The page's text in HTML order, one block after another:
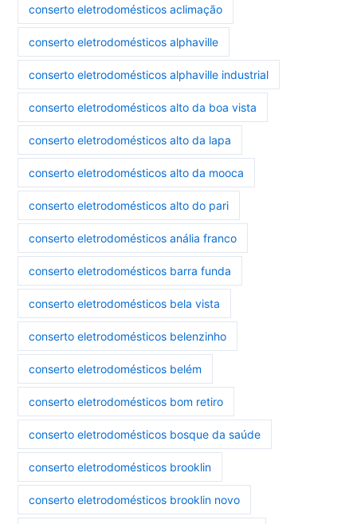
conserto eletrodomésticos aclimação
conserto eletrodomésticos alphaville
conserto eletrodomésticos alphaville industrial
conserto eletrodomésticos alto da boa vista
conserto eletrodomésticos alto da lapa
conserto eletrodomésticos alto da mooca
conserto eletrodomésticos alto do pari
conserto eletrodomésticos anália franco
conserto eletrodomésticos barra funda
conserto eletrodomésticos bela vista
conserto eletrodomésticos belenzinho
conserto eletrodomésticos belém
conserto eletrodomésticos bom retiro
conserto eletrodomésticos bosque da saúde
conserto eletrodomésticos brooklin
conserto eletrodomésticos brooklin novo